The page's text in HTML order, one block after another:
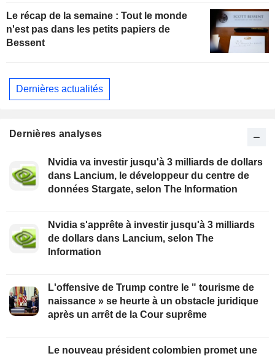
Le récap de la semaine : Tout le monde
n'est pas dans les petits papiers de
Bessent
Dernières actualités
Dernières analyses
Nvidia va investir jusqu'à 3 milliards de dollars
dans Lancium, le développeur du centre de
données Stargate, selon The Information
Nvidia s'apprête à investir jusqu'à 3 milliards
de dollars dans Lancium, selon The
Information
L'offensive de Trump contre le " tourisme de
naissance » se heurte à un obstacle juridique
après un arrêt de la Cour suprême
Le nouveau président colombien promet une